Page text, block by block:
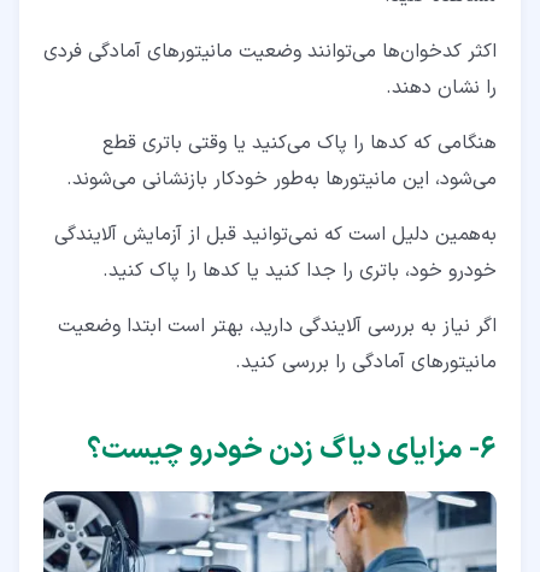
اکثر کدخوان‌ها می‌توانند وضعیت مانیتورهای آمادگی فردی
را نشان دهند.
هنگامی که کدها را پاک می‌کنید یا وقتی باتری قطع
می‌شود، این مانیتورها به‌طور خودکار بازنشانی می‌شوند.
به‌همین دلیل است که نمی‌توانید قبل از آزمایش آلایندگی
خودرو خود، باتری را جدا کنید یا کدها را پاک کنید.
اگر نیاز به بررسی آلایندگی دارید، بهتر است ابتدا وضعیت
مانیتورهای آمادگی را بررسی کنید.
۶‏- مزایای دیاگ زدن خودرو چیست؟